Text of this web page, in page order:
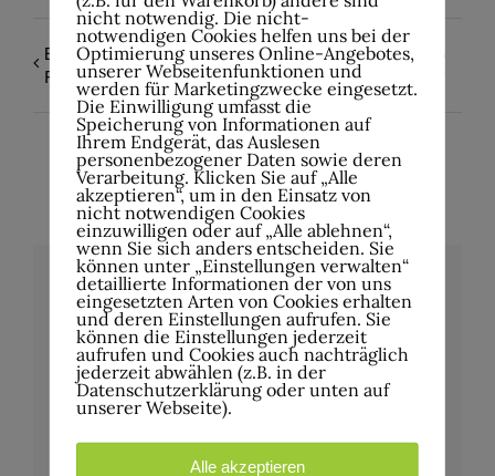
Band of the Week: Dead
Rebellion & Six Feet Down
VON WELT – Tour 2026
Support GRXAY
Details
Datum:
20.Februar
nicht notwendig. Die nicht-
notwendigen Cookies helfen uns bei der
Optimierung unseres Online-Angebotes,
unserer Webseitenfunktionen und
werden für Marketingzwecke eingesetzt.
Die Einwilligung umfasst die
Speicherung von Informationen auf
Ihrem Endgerät, das Auslesen
personenbezogener Daten sowie deren
Verarbeitung. Klicken Sie auf „Alle
akzeptieren“, um in den Einsatz von
nicht notwendigen Cookies
einzuwilligen oder auf „Alle ablehnen“,
wenn Sie sich anders entscheiden. Sie
können unter „Einstellungen verwalten“
detaillierte Informationen der von uns
eingesetzten Arten von Cookies erhalten
und deren Einstellungen aufrufen. Sie
können die Einstellungen jederzeit
aufrufen und Cookies auch nachträglich
jederzeit abwählen (z.B. in der
Datenschutzerklärung oder unten auf
unserer Webseite).
Alle akzeptieren